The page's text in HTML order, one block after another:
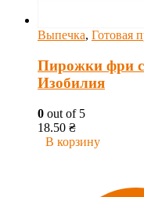
Выпечка, Готовая
Пирожки фри
Изобилия
0 out of 5
18.50 ₴
В корзину